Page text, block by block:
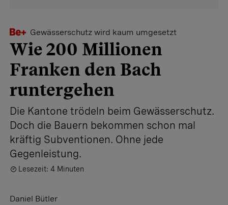
Gewässerschutz wird kaum umgesetzt
Wie 200 Millionen
Franken den Bach
runtergehen
Die Kantone trödeln beim Gewässerschutz.
Doch die Bauern bekommen schon mal
kräftig Subventionen. Ohne jede
Gegenleistung.
Lesezeit: 4 Minuten
Daniel Bütler